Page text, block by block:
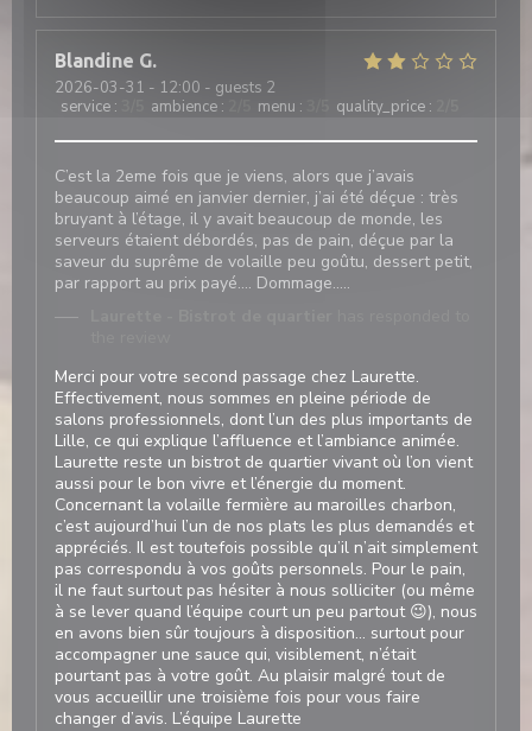
Blandine G
2026-03-31 - 12:00 - guests 2
service : ambience : menu : quality_price :
C’est la 2eme fois que je viens, alors que j’avais
beaucoup aimé en janvier dernier, j’ai été déçue : très
bruyant à l’étage, il y avait beaucoup de monde, les
serveurs étaient débordés, pas de pain, déçue par la
saveur du suprême de volaille peu goûtu, dessert petit,
par rapport au prix payé…. Dommage…..
Merci pour votre second passage chez Laurette.
Effectivement, nous sommes en pleine période de
salons professionnels, dont l’un des plus importants de
Lille, ce qui explique l’affluence et l’ambiance animée.
Laurette reste un bistrot de quartier vivant où l’on vient
aussi pour le bon vivre et l’énergie du moment.
Concernant la volaille fermière au maroilles charbon,
c’est aujourd’hui l’un de nos plats les plus demandés et
appréciés. Il est toutefois possible qu’il n’ait simplement
pas correspondu à vos goûts personnels. Pour le pain,
il ne faut surtout pas hésiter à nous solliciter (ou même
à se lever quand l’équipe court un peu partout 😉), nous
en avons bien sûr toujours à disposition… surtout pour
accompagner une sauce qui, visiblement, n’était
pourtant pas à votre goût. Au plaisir malgré tout de
vous accueillir une troisième fois pour vous faire
changer d’avis. L’équipe Laurette